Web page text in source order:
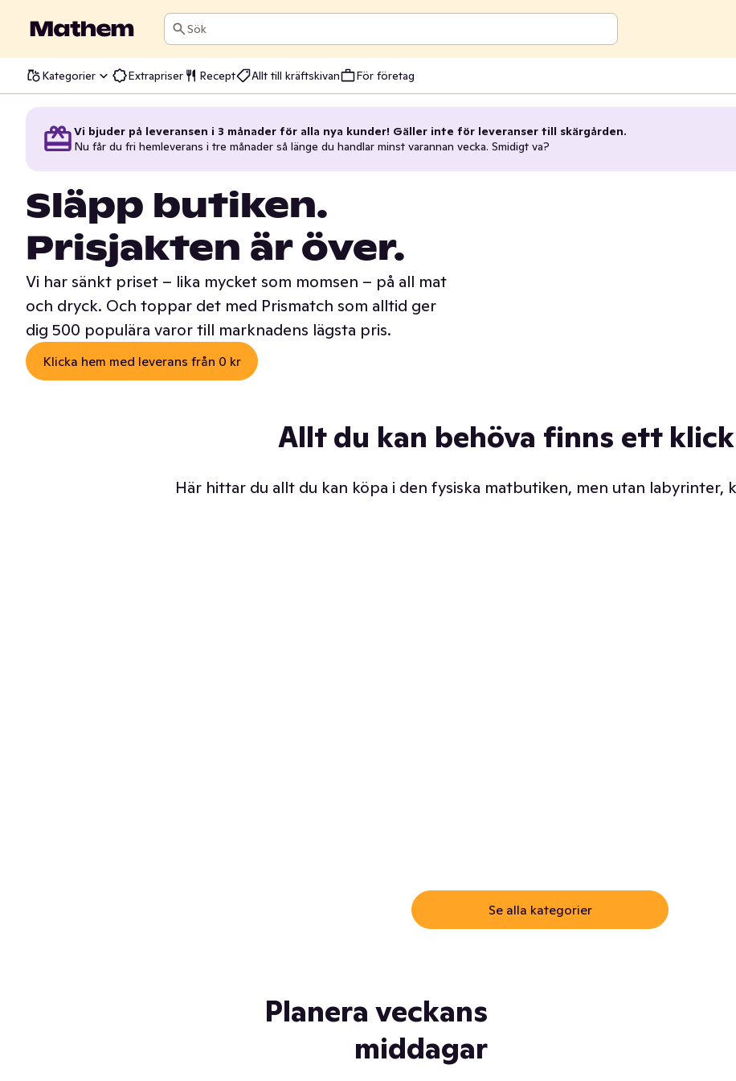
Sök
Kategorier Extrapriser Recept Allt till kräftskivan För företag
Vi bjuder på leveransen i 3 månader för alla nya kunder! Gäller inte för leveranser till skärgården.
Nu får du fri hemleverans i tre månader så länge du handlar minst varannan vecka. Smidigt va?
Släpp butiken.
Prisjakten är över.
Vi har sänkt priset – lika mycket som momsen – på all mat
och dryck. Och toppar det med Prismatch som alltid ger
dig 500 populära varor till marknadens lägsta pris.
Klicka hem med leverans från 0 kr
Allt du kan behöva finns ett
Här hittar du allt du kan köpa i den fysiska matbutiken, men utan labyrinter,
Se alla kategorier
Planera veckans
middagar